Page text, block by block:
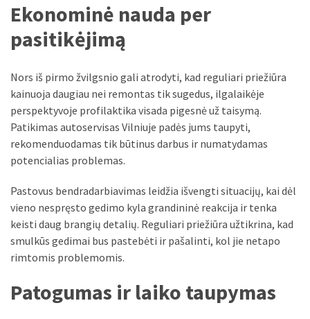
Verslas
(20)
(19)
Auto
(13)
Uncategorized
Ekologija
(6)
Ekonominė nauda per
pasitikėjimą
Nors iš pirmo žvilgsnio gali atrodyti, kad reguliari priežiūra
kainuoja daugiau nei remontas tik sugedus, ilgalaikėje
perspektyvoje profilaktika visada pigesnė už taisymą.
Patikimas autoservisas Vilniuje padės jums taupyti,
rekomenduodamas tik būtinus darbus ir numatydamas
potencialias problemas.
Pastovus bendradarbiavimas leidžia išvengti situacijų, kai dėl
vieno nespręsto gedimo kyla grandininė reakcija ir tenka
keisti daug brangių detalių. Reguliari priežiūra užtikrina, kad
smulkūs gedimai bus pastebėti ir pašalinti, kol jie netapo
rimtomis problemomis.
Patogumas ir laiko taupymas